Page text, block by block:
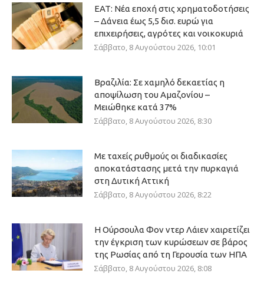
ΕΑΤ: Νέα εποχή στις χρηματοδοτήσεις
– Δάνεια έως 5,5 δισ. ευρώ για
επιχειρήσεις, αγρότες και νοικοκυριά
Σάββατο, 8 Αυγούστου 2026, 10:01
Βραζιλία: Σε χαμηλό δεκαετίας η
αποψίλωση του Αμαζονίου –
Μειώθηκε κατά 37%
Σάββατο, 8 Αυγούστου 2026, 8:30
Με ταχείς ρυθμούς οι διαδικασίες
αποκατάστασης μετά την πυρκαγιά
στη Δυτική Αττική
Σάββατο, 8 Αυγούστου 2026, 8:22
Η Ούρσουλα Φον ντερ Λάιεν χαιρετίζει
την έγκριση των κυρώσεων σε βάρος
της Ρωσίας από τη Γερουσία των ΗΠΑ
Σάββατο, 8 Αυγούστου 2026, 8:08